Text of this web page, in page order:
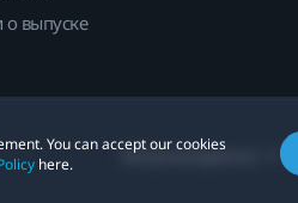
You can accept our cookies
here.
о выпуске
Місцезнаходження: